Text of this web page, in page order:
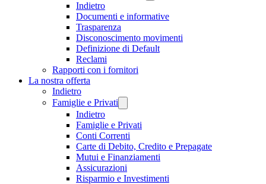
Indietro
Documenti e informative
Trasparenza
Disconoscimento movimenti
Definizione di Default
Reclami
Rapporti con i fornitori
La nostra offerta
Indietro
Famiglie e Privati
Indietro
Famiglie e Privati
Conti Correnti
Carte di Debito, Credito e Prepagate
Mutui e Finanziamenti
Assicurazioni
Risparmio e Investimenti